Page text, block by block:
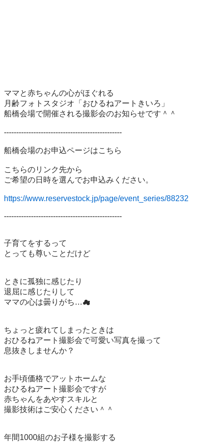
ママと赤ちゃんの心がほぐれる
月齢フォトスタジオ「おひるねアートきいろ」
船橋会場で開催される撮影会のお知らせです＾＾
------------------------------------------------
船橋会場のお申込ページはこちら
こちらのリンク先から
ご希望の日時を選んでお申込みください。
https://www.reservestock.jp/page/event_series/88232
------------------------------------------------
子育てをするって
とっても尊いことだけど
ときに孤独に感じたり
退屈に感じたりして
ママの心は曇りがち…☁
ちょっと疲れてしまったときは
おひるねアート撮影会で可愛い写真を撮って
息抜きしませんか？
お手頃価格でアットホームな
おひるねアート撮影会ですが
赤ちゃんをあやすスキルと
撮影技術はご安心ください＾＾
年間1000組のお子様を撮影する